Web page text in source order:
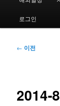
로그인
글
션
← 이전
2014-